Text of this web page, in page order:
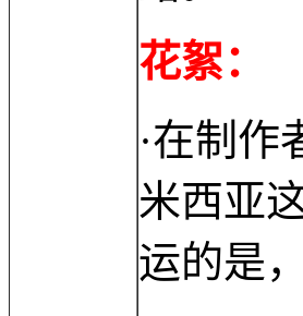
花絮：
·在制作
米西亚
运的是